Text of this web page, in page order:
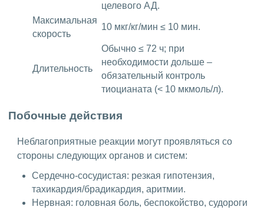
целевого АД.
Максимальная
скорость
10 мкг/кг/мин ≤ 10 мин.
Длительность
Обычно ≤ 72 ч; при
необходимости дольше –
обязательный контроль
тиоцианата (< 10 мкмоль/л).
Побочные действия
Неблагоприятные реакции могут проявляться со
стороны следующих органов и систем:
Сердечно-сосудистая: резкая гипотензия,
тахикардия/брадикардия, аритмии.
Нервная: головная боль, беспокойство, судороги